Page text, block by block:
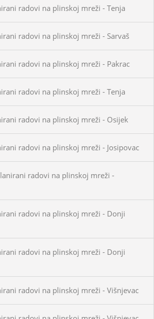
radovi na plinskoj mreži - Tenja
radovi na plinskoj mreži - Sarvaš
radovi na plinskoj mreži - Pakrac
radovi na plinskoj mreži - Tenja
radovi na plinskoj mreži - Osijek
radovi na plinskoj mreži - Josipovac
radovi na plinskoj mreži -
radovi na plinskoj mreži - Donji
radovi na plinskoj mreži - Donji
radovi na plinskoj mreži - Višnjevac